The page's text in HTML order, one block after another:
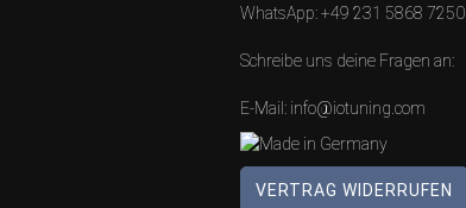
WhatsApp:+49 231 5868 7250
Schreibe uns deine Fragen an:
E-Mail: info@iotuning.com
VERTRAG WIDERRUFEN